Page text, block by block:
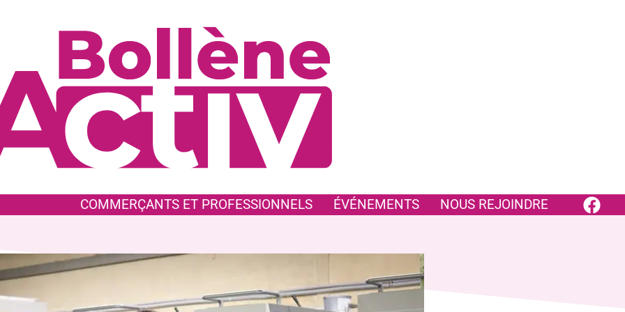
COMMERÇANTS ET PROFESSIONNELS ÉVÉNEMENTS NOUS REJOINDRE